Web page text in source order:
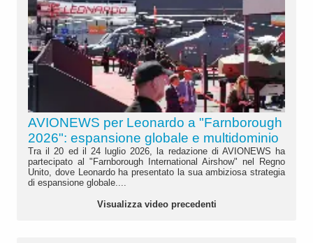
AVIONEWS per Leonardo a "Farnborough
2026": espansione globale e multidominio
Tra il 20 ed il 24 luglio 2026, la redazione di AVIONEWS ha
partecipato al "Farnborough International Airshow" nel Regno
Unito, dove Leonardo ha presentato la sua ambiziosa strategia
di espansione globale....
Visualizza video precedenti